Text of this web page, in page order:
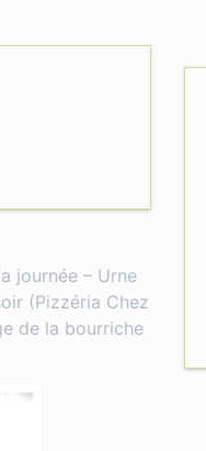
journée – Urne
(Pizzéria Chez
de la bourriche